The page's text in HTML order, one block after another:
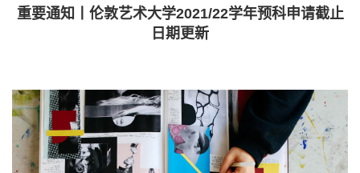
重要通知丨伦敦艺术大学2021/22学年预科申请截止
日期更新